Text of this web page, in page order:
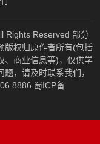
Rights Reserved 部分
版权归原作者所有(包括
、商业信息等)，仅供学
，请及时联系我们，
8886 蜀ICP备